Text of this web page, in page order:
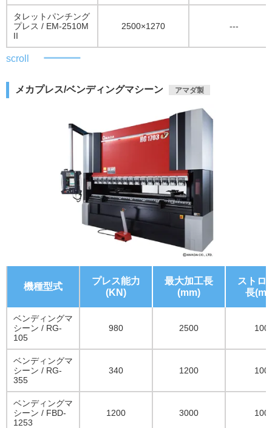
タレットパンチング
プレス / EM-2510M
II
2500×1270 ---
scroll
メカプレス/ベンディングマシーン アマダ製
機種型式
プレス能力
(KN)
最大加工長
(mm)
ストロ
長
ベンディングマ
シーン / RG-
105
980 2500 100
ベンディングマ
シーン / RG-
355
340 1200 100
ベンディングマ
シーン / FBD-
1253
1200 3000 100